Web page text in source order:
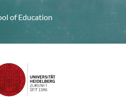
of Education